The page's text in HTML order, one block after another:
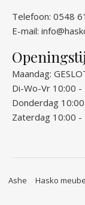
Telefoon: 0548
E-mail:
Maandag:
Di-Wo-Vr 10:00 -
Donderdag
Zaterdag 10:00 -
Hasko
Ashe